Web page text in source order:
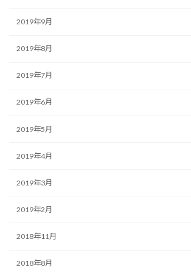
2019年9月
2019年8月
2019年7月
2019年6月
2019年5月
2019年4月
2019年3月
2019年2月
2018年11月
2018年8月